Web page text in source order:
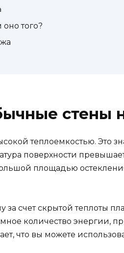
того?
стены
теплоемкостью. Это
поверхности
площадью
счет скрытой теплоты
количество энергии,
что вы можете